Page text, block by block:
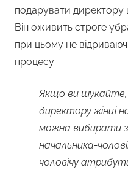
подарувати
Він оживить строге
при цьому не
процесу.
Якщо ви
директору жінці
можна вибирати з
начальника-
чоловічу